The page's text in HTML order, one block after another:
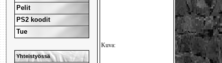
Pelit
PS2 koodit
Tue
Yhteistyössä
Kuva: